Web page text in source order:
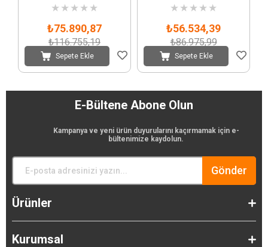
★ ★ ★ ★ ★
₺75.890,87
₺116.755,19
Sepete Ekle
★ ★ ★ ★ ★
₺56.534,39
₺86.975,99
Sepete Ekle
E-Bültene Abone Olun
Kampanya ve yeni ürün duyurularını kaçırmamak için e-
bültenimize kaydolun.
Gönder
Ürünler
Kurumsal